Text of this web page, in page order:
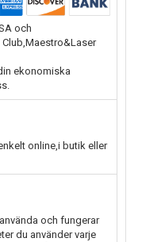
och
Club,Maestro&Laser
ekonomiska
online,i butik eller
och fungerar
du använder varje